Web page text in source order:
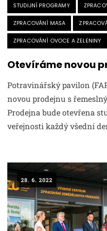
STUDIJNÍ PROGRAMY
ZPRACOVÁNÍ MASA
ZPRACOVÁNÍ OVOCE A ZELENINY
Otevíráme novou
Potravinářský pavilon
novou prodejnu s
Prodejna bude otevřena
veřejnosti každý všední
28. 6. 2022